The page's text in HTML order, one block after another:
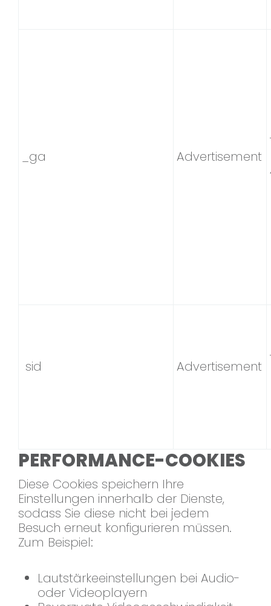
_ga Advertisement
sid Advertisement
PERFORMANCE-COOKIES
Diese Cookies speichern Ihre
Einstellungen innerhalb der Dienste,
sodass Sie diese nicht bei jedem
Besuch erneut konfigurieren müssen.
Zum Beispiel:
Lautstärkeeinstellungen bei Audio-
oder Videoplayern